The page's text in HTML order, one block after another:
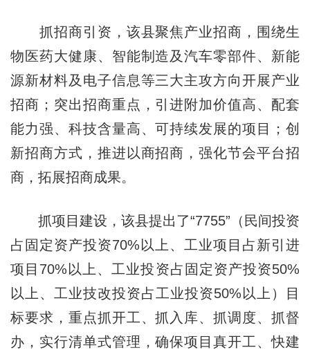
抓招商引资，该县聚焦产业招商，围绕生
物医药大健康、智能制造及汽车零部件、新能
源新材料及电子信息等三大主攻方向开展产业
招商；突出招商重点，引进附加价值高、配套
能力强、科技含量高、可持续发展的项目；创
新招商方式，推进以商招商，强化节会平台招
商，拓展招商成果。
抓项目建设，该县提出了“7755”（民间投资
占固定资产投资70%以上、工业项目占新引进
项目70%以上、工业投资占固定资产投资50%
以上、工业技改投资占工业投资50%以上）目
标要求，重点抓开工、抓入库、抓调度、抓督
办，实行清单式管理，确保项目真开工、快建